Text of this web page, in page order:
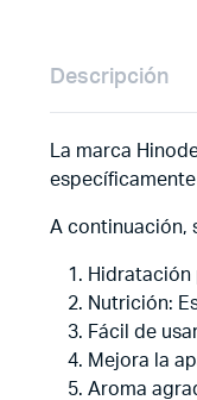
Descripción
La marca
A continuación,
Hidratación
Nutrición:
Fácil de
Mejora la
Aroma